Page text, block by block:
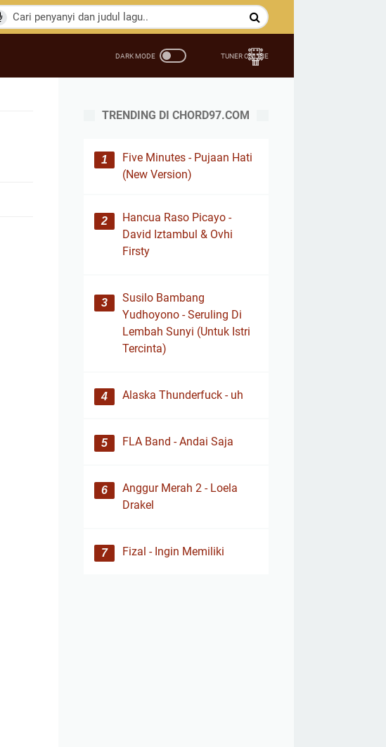
TRENDING DI CHORD97.COM
Five Minutes - Pujaan Hati
(New Version)
Hancua Raso Picayo -
David Iztambul & Ovhi
Firsty
Susilo Bambang
Yudhoyono - Seruling Di
Lembah Sunyi (Untuk Istri
Tercinta)
Alaska Thunderfuck - uh
FLA Band - Andai Saja
Anggur Merah 2 - Loela
Drakel
Fizal - Ingin Memiliki